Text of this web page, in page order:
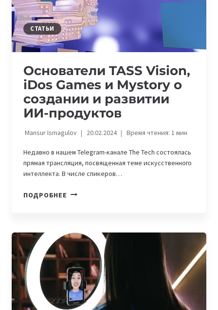
ПОЛЬЗОВАТЕЛЕЙ
СТАТЬИ
Основатели TASS Vision,
iDos Games и Mystory о
создании и развитии
ИИ-продуктов
Mansur Ismagulov 20.02.2024 Время чтения: 1мин
Недавно в нашем Telegram-канале The Tech состоялась
прямая трансляция, посвященная теме искусственного
интеллекта. В числе спикеров…
ПОДРОБНЕЕ ОСНОВАТЕЛИ
GAMES
MYSTORY
О
СОЗДАНИИ
И
РАЗВИТИИ